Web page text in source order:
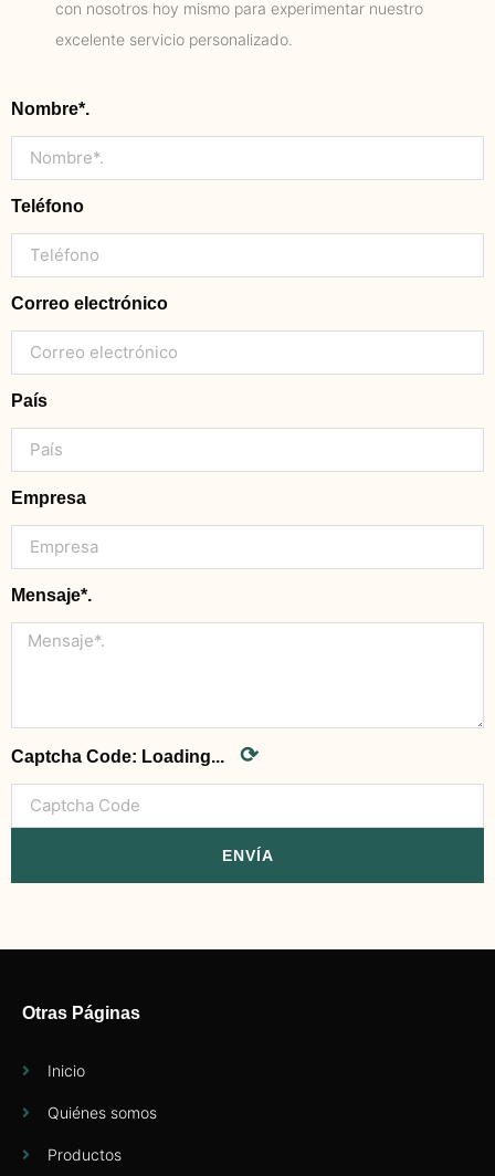
con nosotros hoy mismo para experimentar nuestro
excelente servicio personalizado.
Nombre*.
Teléfono
Correo electrónico
País
Empresa
Mensaje*.
Captcha Code: Loading... ⟳
ENVÍA
Otras Páginas
Inicio
Quiénes somos
Productos